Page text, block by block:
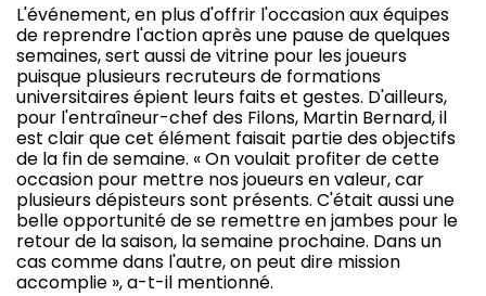
L'événement, en plus d'offrir l'occasion aux équipes
de reprendre l'action après une pause de quelques
semaines, sert aussi de vitrine pour les joueurs
puisque plusieurs recruteurs de formations
universitaires épient leurs faits et gestes. D'ailleurs,
pour l'entraîneur-chef des Filons, Martin Bernard, il
est clair que cet élément faisait partie des objectifs
de la fin de semaine. « On voulait profiter de cette
occasion pour mettre nos joueurs en valeur, car
plusieurs dépisteurs sont présents. C'était aussi une
belle opportunité de se remettre en jambes pour le
retour de la saison, la semaine prochaine. Dans un
cas comme dans l'autre, on peut dire mission
accomplie », a-t-il mentionné.